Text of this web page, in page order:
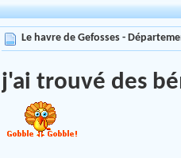
Le havre de Gefosses -
j'ai trouvé des